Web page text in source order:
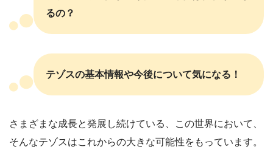
るの？
テゾスの基本情報や今後について気になる！
さまざまな成長と発展し続けている、この世界において、
そんなテゾスはこれからの大きな可能性をもっています。